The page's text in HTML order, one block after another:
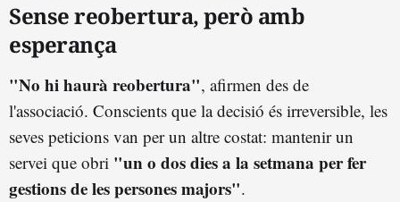
Sense reobertura, però amb
esperança
"No hi haurà reobertura", afirmen des de
l'associació. Conscients que la decisió és irreversible, les
seves peticions van per un altre costat: mantenir un
servei que obri "un o dos dies a la setmana per fer
gestions de les persones majors".